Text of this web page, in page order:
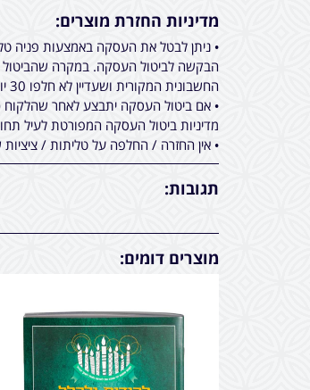
מדיניות החזרת מוצרים:
• ניתן לבטל את העסקה באמצעות פניה
הבקשה לביטול העסקה. במקרה שהביטול
החשבונית המקורית ושעדיין לא חלפו 30 יום מתאריך רכישת המוצר.
• אם ביטול העסקה יתבצע לאחר שהלקוח
מדיניות ביטול העסקה המפורטת לעיל
• אין החזרה / החלפה על טליתות /
תגובות:
מוצרים דומים: